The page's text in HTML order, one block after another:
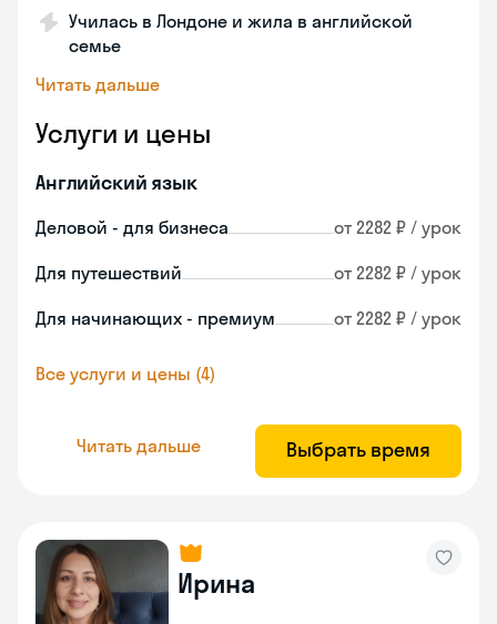
Училась в Лондоне и жила в английской
семье
Читать дальше
Услуги и цены
Английский язык
Деловой - для бизнеса от 2282 ₽ / урок
Для путешествий от 2282 ₽ / урок
Для начинающих - премиум от 2282 ₽ / урок
Все услуги и цены (4)
Читать дальше Выбрать время
Ирина